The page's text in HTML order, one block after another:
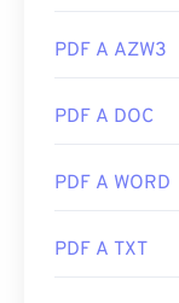
Link utili:
PDF A AZW3
PDF A DOC
PDF A WORD
PDF A TXT